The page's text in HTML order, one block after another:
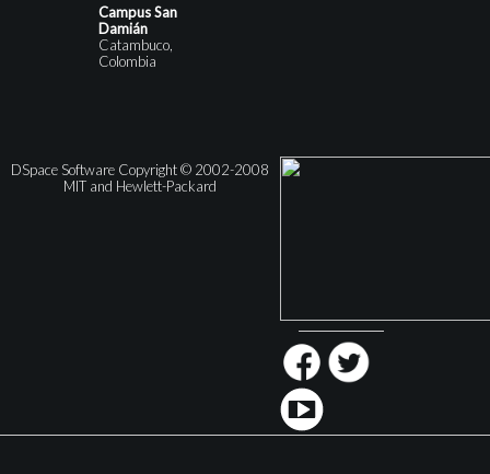
Campus San
Damián
Catambuco,
Colombia
DSpace Software Copyright © 2002-2008
MIT and Hewlett-Packard